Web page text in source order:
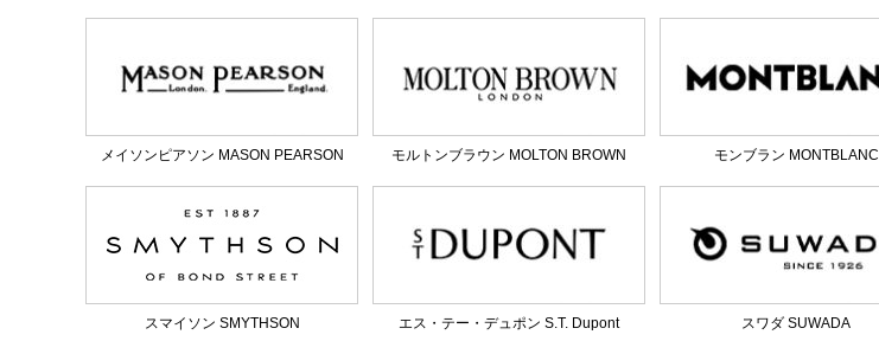
メイソンピアソン MASON PEARSON モルトンブラウン MOLTON BROWN モンブラン MONTBLANC
スマイソン SMYTHSON エス・テー・デュポン S.T. Dupont スワダ SUWADA